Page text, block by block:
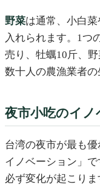
野菜は通常、小白
入れられます。1つ
売り、牡蠣10斤、
数十人の農漁業者の
夜市小吃のイ
台湾の夜市が最も
イノベーション」で
必ず変化が起こりま